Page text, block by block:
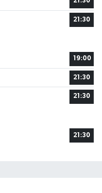
21:30
19:00
21:30
21:30
21:30